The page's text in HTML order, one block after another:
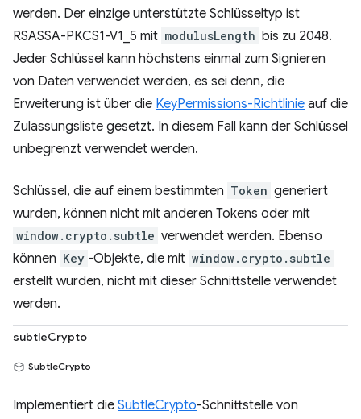
werden. Der einzige unterstützte Schlüsseltyp ist
RSASSA-PKCS1-V1_5 mit modulusLength bis zu 2048.
Jeder Schlüssel kann höchstens einmal zum Signieren
von Daten verwendet werden, es sei denn, die
Erweiterung ist über die KeyPermissions-Richtlinie auf die
Zulassungsliste gesetzt. In diesem Fall kann der Schlüssel
unbegrenzt verwendet werden.
Schlüssel, die auf einem bestimmten Token generiert
wurden, können nicht mit anderen Tokens oder mit
window.crypto.subtle verwendet werden. Ebenso
können Key -Objekte, die mit window.crypto.subtle
erstellt wurden, nicht mit dieser Schnittstelle verwendet
werden.
subtleCrypto
SubtleCrypto
Implementiert die SubtleCrypto-Schnittstelle von